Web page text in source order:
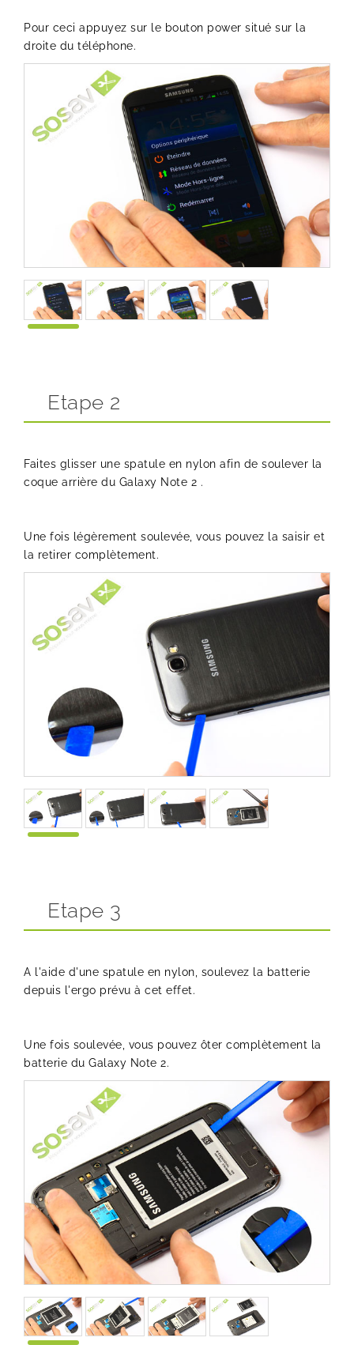
Pour ceci appuyez sur le bouton power situé sur la
droite du téléphone.
Etape 2
Faites glisser une spatule en nylon afin de soulever la
coque arrière du Galaxy Note 2 .
Une fois légèrement soulevée, vous pouvez la saisir et
la retirer complètement.
Etape 3
A l'aide d'une spatule en nylon, soulevez la batterie
depuis l'ergo prévu à cet effet.
Une fois soulevée, vous pouvez ôter complètement la
batterie du Galaxy Note 2.